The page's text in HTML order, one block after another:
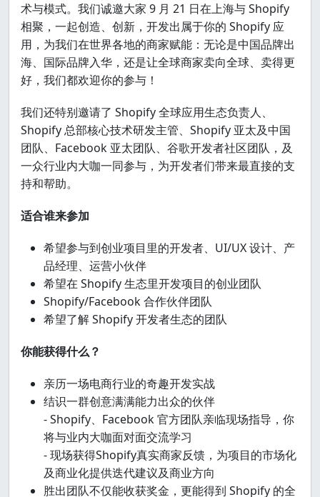
术与模式。我们诚邀大家 9 月 21 日在上海与 Shopify
相聚，一起创造、创新，开发出属于你的 Shopify 应
用，为我们在世界各地的商家赋能：无论是中国品牌出
海、国际品牌入华，还是让全球商家卖向全球、卖得更
好，我们都欢迎你的参与！
我们还特别邀请了 Shopify 全球应用生态负责人、
Shopify 总部核心技术研发主管、Shopify 亚太及中国
团队、Facebook 亚太团队、谷歌开发者社区团队，及
一众行业内大咖一同参与，为开发者们带来最直接的支
持和帮助。
适合谁来参加
希望参与到创业项目里的开发者、UI/UX 设计、产
品经理、运营小伙伴
希望在 Shopify 生态里开发项目的创业团队
Shopify/Facebook 合作伙伴团队
希望了解 Shopify 开发者生态的团队
你能获得什么？
亲历一场电商行业的奇趣开发实战
结识一群创意满满能力出众的伙伴
- Shopify、Facebook 官方团队亲临现场指导，你
将与业内大咖面对面交流学习
- 现场获得Shopify真实商家反馈，为项目的市场化
及商业化提供迭代建议及商业方向
胜出团队不仅能收获奖金，更能得到 Shopify 的全